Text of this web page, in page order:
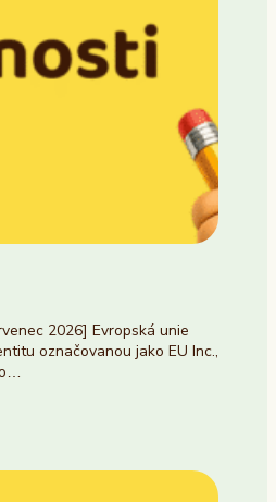
2026] Evropská unie
označovanou jako EU Inc.,